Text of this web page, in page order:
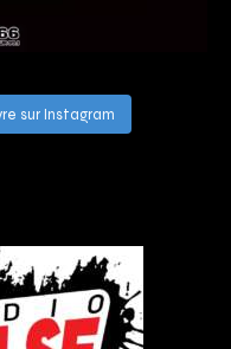
sur Instagram